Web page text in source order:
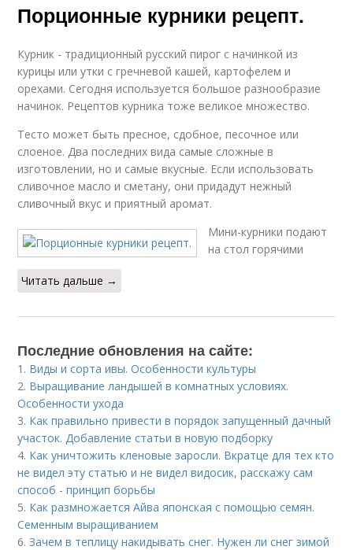
Порционные курники рецепт.
Курник - традиционный русский пирог с начинкой из
курицы или утки с гречневой кашей, картофелем и
орехами. Сегодня используется большое разнообразие
начинок. Рецептов курника тоже великое множество.
Тесто может быть пресное, сдобное, песочное или
слоеное. Два последних вида самые сложные в
изготовлении, но и самые вкусные. Если использовать
сливочное масло и сметану, они придадут нежный
сливочный вкус и приятный аромат.
Мини-курники подают
на стол горячими
Читать дальше →
Последние обновления на сайте:
1. Виды и сорта ивы. Особенности культуры
2. Выращивание ландышей в комнатных условиях.
Особенности ухода
3. Как правильно привести в порядок запущенный дачный
участок. Добавление статьи в новую подборку
4. Как уничтожить кленовые заросли. Вкратце для тех кто
не видел эту статью и не видел видосик, расскажу сам
способ - принцип борьбы
5. Как размножается Айва японская с помощью семян.
Семенным выращиванием
6.Зачем в теплицу накидывать снег. Нужен ли снег зимой